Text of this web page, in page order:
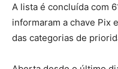
A lista é concluída com
informaram a chave Pix
das categorias de